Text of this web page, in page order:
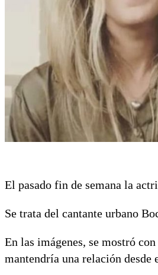
El pasado fin de semana la
Se trata del cantante urbano
En las imágenes, se mostró
mantendría una relación desde